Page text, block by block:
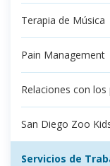
Terapia de Música
Pain Management
Relaciones con
San Diego Zoo
Servicios de